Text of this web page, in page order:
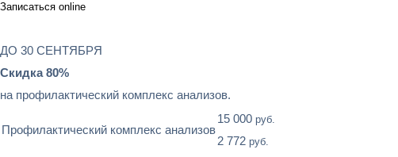
Записаться online
ДО 30 СЕНТЯБРЯ
Скидка 80%
на профилактический комплекс анализов.
Профилактический комплекс анализов
15 000 руб.
2 772 руб.